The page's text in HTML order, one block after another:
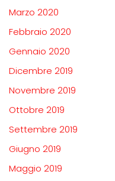
Marzo 2020
Febbraio 2020
Gennaio 2020
Dicembre 2019
Novembre 2019
Ottobre 2019
Settembre 2019
Giugno 2019
Maggio 2019